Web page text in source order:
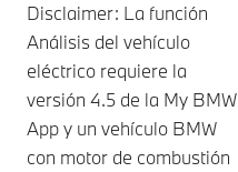
Disclaimer: La función
Análisis del vehículo
eléctrico requiere la
versión 4.5 de la My BMW
App y un vehículo BMW
con motor de combustión